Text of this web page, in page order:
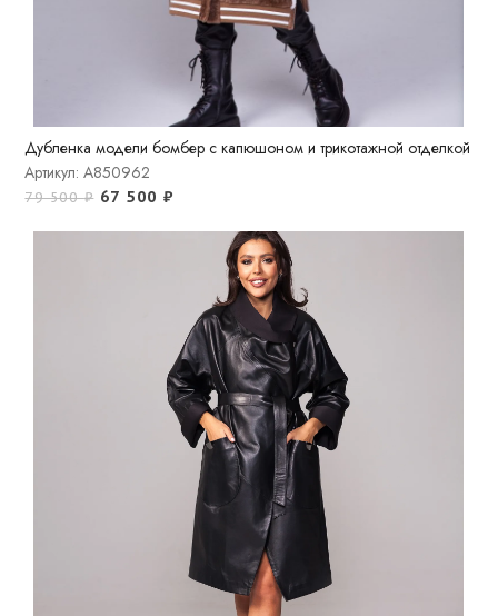
Дубленка модели бомбер с капюшоном и трикотажной отделкой
Артикул: A850962
79 500₽ 67 500₽